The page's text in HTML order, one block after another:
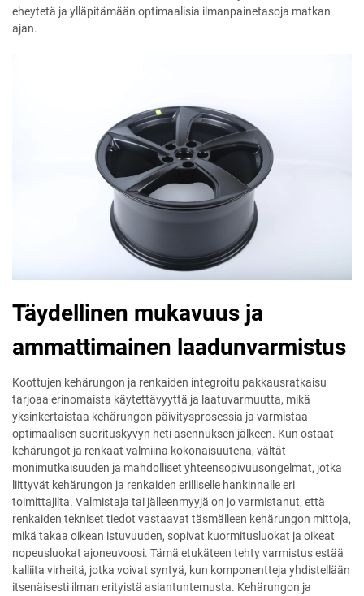
eheytetä ja ylläpitämään optimaalisia ilmanpainetasoja matkan
ajan.
Täydellinen mukavuus ja
ammattimainen laadunvarmistus
Koottujen kehärungon ja renkaiden integroitu pakkausratkaisu
tarjoaa erinomaista käytettävyyttä ja laatuvarmuutta, mikä
yksinkertaistaa kehärungon päivitysprosessia ja varmistaa
optimaalisen suorituskyvyn heti asennuksen jälkeen. Kun ostaat
kehärungot ja renkaat valmiina kokonaisuutena, vältät
monimutkaisuuden ja mahdolliset yhteensopivuusongelmat, jotka
liittyvät kehärungon ja renkaiden erilliselle hankinnalle eri
toimittajilta. Valmistaja tai jälleenmyyjä on jo varmistanut, että
renkaiden tekniset tiedot vastaavat täsmälleen kehärungon mittoja,
mikä takaa oikean istuvuuden, sopivat kuormitusluokat ja oikeat
nopeusluokat ajoneuvoosi. Tämä etukäteen tehty varmistus estää
kalliita virheitä, jotka voivat syntyä, kun komponentteja yhdistellään
itsenäisesti ilman erityistä asiantuntemusta. Kehärungon ja